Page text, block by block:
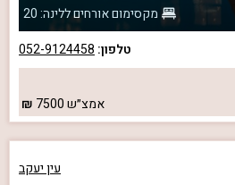
מקסימום אורחים ללינה: 20
טלפון: 052-9124458
אמצ״ש7500
עין יעקב